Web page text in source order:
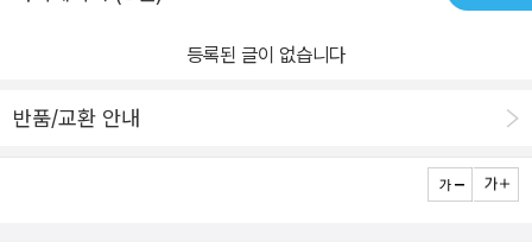
등록된 글이 없습니다
반품/교환 안내